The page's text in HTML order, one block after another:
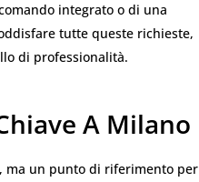
integrato o di una
tutte queste richieste,
di professionalità.
A Milano
ma un punto di riferimento per